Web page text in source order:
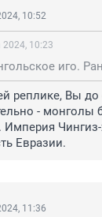
10:52
10:23
реплике, Вы до
- монголы
Империя
Евразии.
11:36